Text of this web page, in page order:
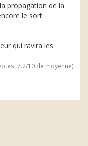
propagation de la
le sort
qui ravira les
7.2/10 de moyenne)